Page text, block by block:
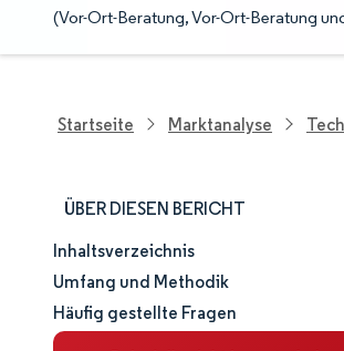
(Vor-Ort-Beratung, Vor-Ort-Beratung
Startseite Marktanalyse
ÜBER DIESEN BERICHT
Marktgröße und -anteil
Marktanalyse
Inhaltsverzeichnis
Umfang und Methodik
Häufig gestellte Fragen